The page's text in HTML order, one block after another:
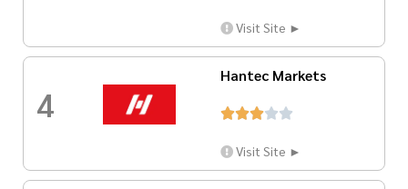
Visit Site ►
4
Hantec Markets

Visit Site ►